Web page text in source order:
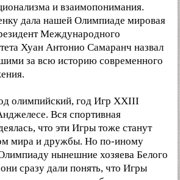
и взаимопонимания.
дала нашей Олимпиаде мировая
Международного
Хуан Антонио Самаранч назвал
за всю историю современного
олимпийский, год Игр XXIII
Вся спортивная
что эти Игры тоже станут
мира и дружбы. Но по-иному
нынешние хозяева Белого
сразу дали понять, что Игры